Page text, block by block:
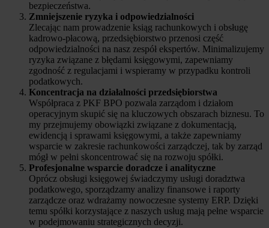
bezpieczeństwa.
Zmniejszenie ryzyka i odpowiedzialności
Zlecając nam prowadzenie ksiąg rachunkowych i obsługę
kadrowo-płacową, przedsiębiorstwo przenosi część
odpowiedzialności na nasz zespół ekspertów. Minimalizujemy
ryzyka związane z błędami księgowymi, zapewniamy
zgodność z regulacjami i wspieramy w przypadku kontroli
podatkowych.
Koncentracja na działalności przedsiębiorstwa
Współpraca z PKF BPO pozwala zarządom i działom
operacyjnym skupić się na kluczowych obszarach biznesu. To
my przejmujemy obowiązki związane z dokumentacją,
ewidencją i sprawami księgowymi, a także zapewniamy
wsparcie w zakresie rachunkowości zarządczej, tak by zarząd
mógł w pełni skoncentrować się na rozwoju spółki.
Profesjonalne wsparcie doradcze i analityczne
Oprócz obsługi księgowej świadczymy usługi doradztwa
podatkowego, sporządzamy analizy finansowe i raporty
zarządcze oraz wdrażamy nowoczesne systemy ERP. Dzięki
temu spółki korzystające z naszych usług mają pełne wsparcie
w podejmowaniu strategicznych decyzji.